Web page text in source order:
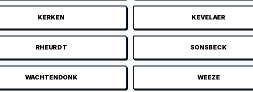
KERKEN KEVELAER
RHEURDT SONSBECK
WACHTENDONK WEEZE